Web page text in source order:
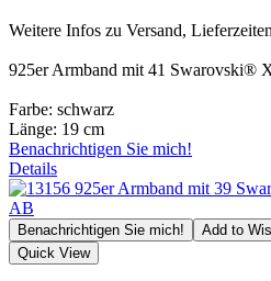
Weitere Infos zu Versand,
925er Armband mit 41 Swarovski®
Farbe: schwarz
Länge: 19 cm
Benachrichtigen Sie mich!
Details
Benachrichtigen Sie mich! Add to
Quick View